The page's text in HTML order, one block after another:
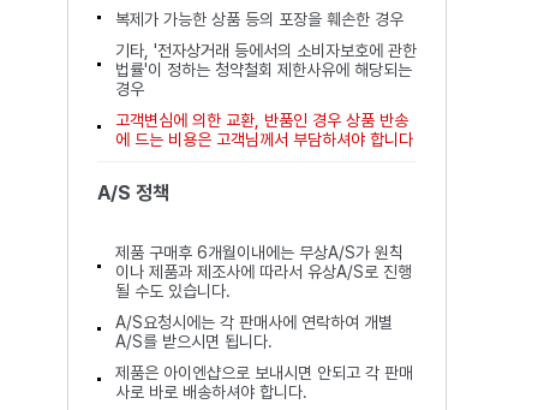
복제가 가능한 상품 등의 포장을 훼손한 경우
기타, '전자상거래 등에서의 소비자보호에 관한
법률'이 정하는 청약철회 제한사유에 해당되는
경우
고객변심에 의한 교환, 반품인 경우 상품 반송
에 드는 비용은 고객님께서 부담하셔야 합니다
A/S 정책
제품 구매후 6개월이내에는 무상A/S가 원칙
이나 제품과 제조사에 따라서 유상A/S로 진행
될 수도 있습니다.
A/S요청시에는 각 판매사에 연락하여 개별
A/S를 받으시면 됩니다.
제품은 아이엔샵으로 보내시면 안되고 각 판매
사로 바로 배송하셔야 합니다.